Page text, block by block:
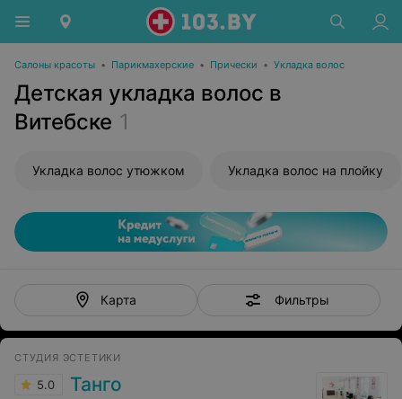
Салоны красоты • Парикмахерские • Прически • Укладка волос
Детская укладка волос в
Витебске 1
Укладка волос утюжком Укладка волос на плойку
Карта Фильтры
СТУДИЯ ЭСТЕТИКИ
5.0 Танго